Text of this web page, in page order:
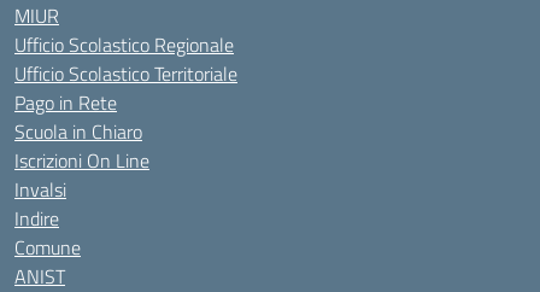
MIUR
Ufficio Scolastico Regionale
Ufficio Scolastico Territoriale
Pago in Rete
Scuola in Chiaro
Iscrizioni On Line
Invalsi
Indire
Comune
ANIST